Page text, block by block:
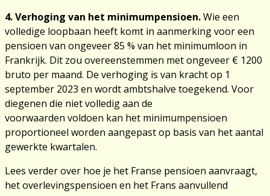
4. Verhoging van het minimumpensioen.Wie een
volledige loopbaan heeft komt in aanmerking voor een
pensioen van ongeveer 85 % van het minimumloon in
Frankrijk. Dit zou overeenstemmen met ongeveer € 1200
bruto per maand. De verhoging is van kracht op 1
september 2023 en wordt ambtshalve toegekend. Voor
diegenen die niet volledig aan de
voorwaarden voldoen kan het minimumpensioen
proportioneel worden aangepast op basis van het aantal
gewerkte kwartalen.
Lees verder over hoe je het Franse pensioen aanvraagt,
het overlevingspensioen en het Frans aanvullend